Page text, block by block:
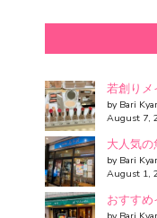
若創りメ
by Bari
August 7,
大人気
by Bari
August 1,
おすすめ